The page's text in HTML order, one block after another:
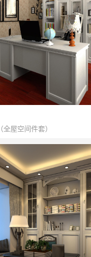
（全屋空间件套）